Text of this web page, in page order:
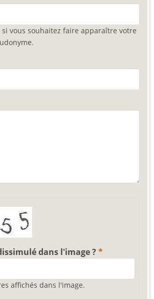
si vous souhaitez faire apparaître votre
dans l'image ?
affichés dans l'image.